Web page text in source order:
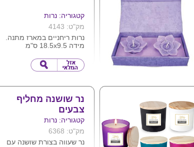
קטגוריה: נרות
מק"ט: 4143
נרות ריחניים במארז מתנה.
מידה 18.5x9.5 ס"מ
נר שושנה מחליף
צבעים
קטגוריה: נרות
מק"ט: 6368
נר שעווה בצורת שושנה עם